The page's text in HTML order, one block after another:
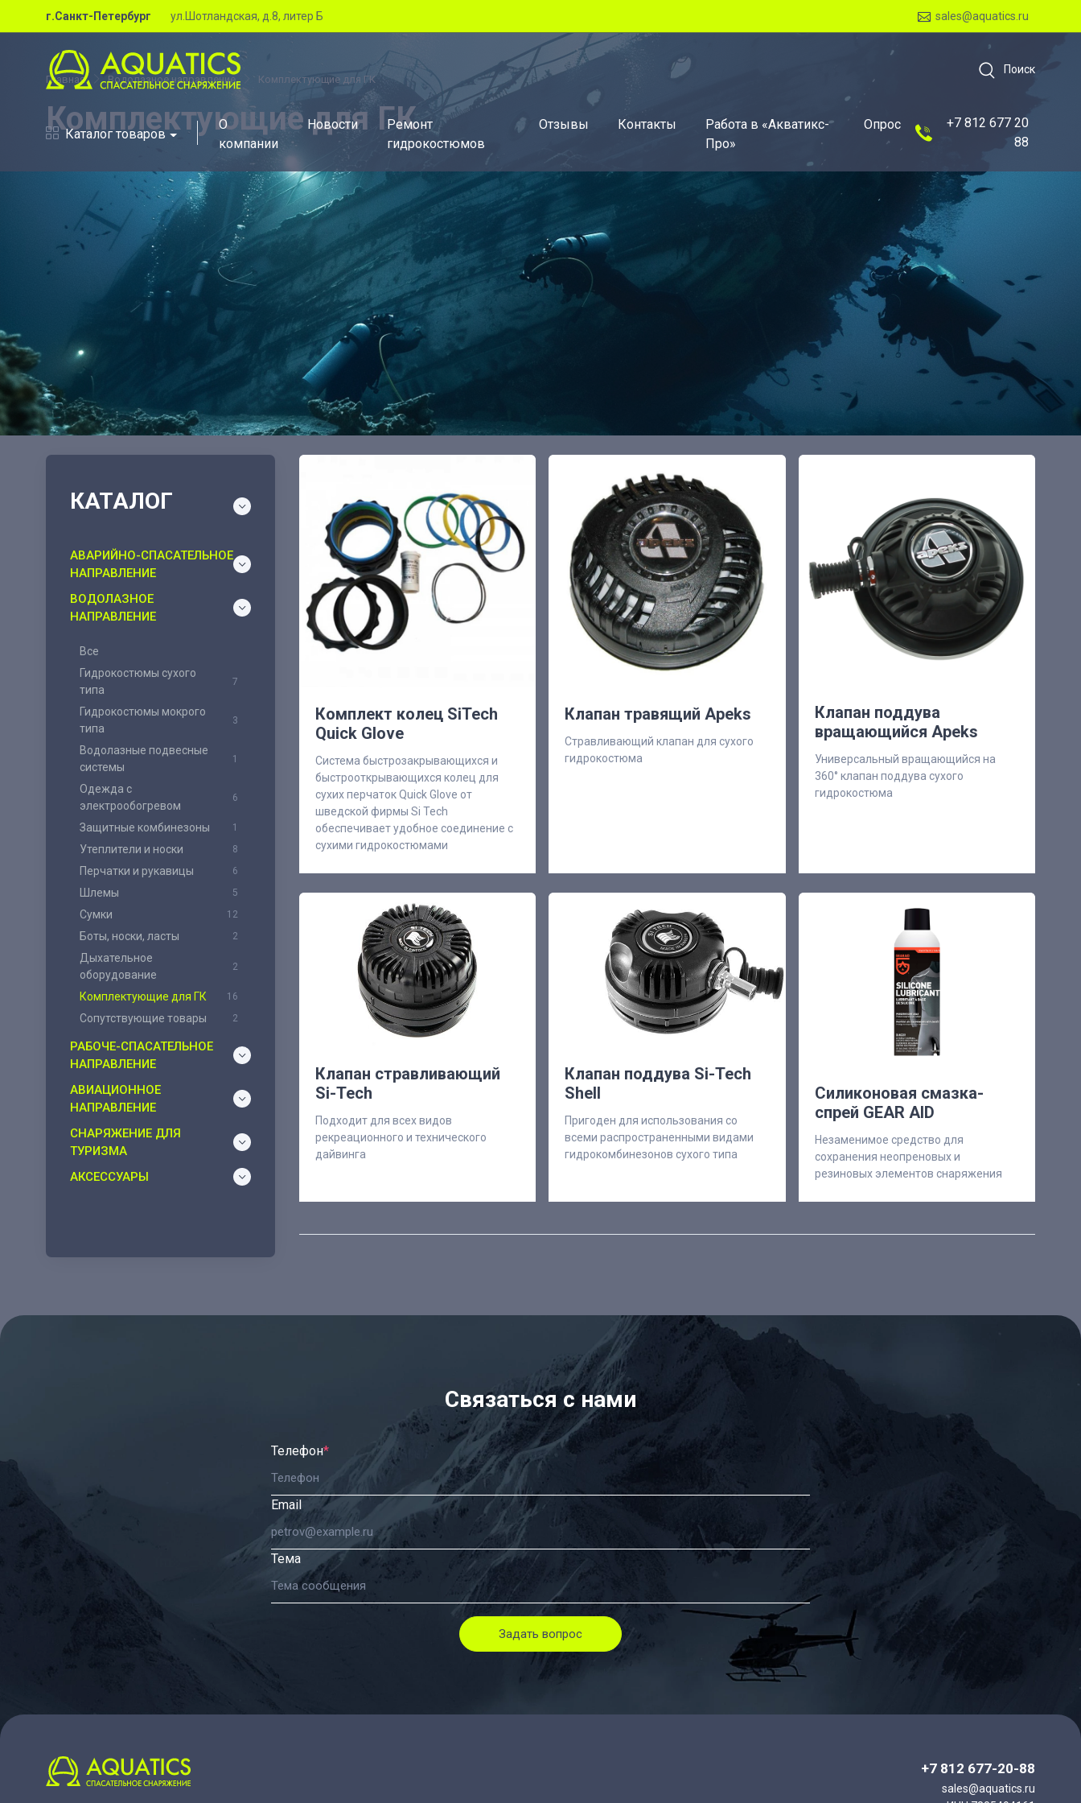
г.Санкт-Петербург ул.Шотландская, д.8, литер Б sales@aquatics.ru
Поиск
Каталог товаров
О
компании
Новости
Ремонт
гидрокостюмов
Отзывы Контакты
Работа в «Акватикс-
Про»
Опрос
+7 812 677 20
88
Главная Водолазное направление Комплектующие для ГК
Комплектующие для ГК
КАТАЛОГ
АВАРИЙНО-СПАСАТЕЛЬНОЕ
НАПРАВЛЕНИЕ
ВОДОЛАЗНОЕ
НАПРАВЛЕНИЕ
Все
Гидрокостюмы сухого
типа
7
Гидрокостюмы мокрого
типа
3
Водолазные подвесные
системы
1
Одежда с
электрообогревом
6
Защитные комбинезоны 1
Утеплители и носки 8
Перчатки и рукавицы 6
Шлемы 5
Сумки 12
Боты, носки, ласты 2
Дыхательное
оборудование
2
Комплектующие для ГК 16
Сопутствующие товары 2
РАБОЧЕ-СПАСАТЕЛЬНОЕ
НАПРАВЛЕНИЕ
АВИАЦИОННОЕ
НАПРАВЛЕНИЕ
СНАРЯЖЕНИЕ ДЛЯ
ТУРИЗМА
АКСЕССУАРЫ
Комплект колец SiTech
Quick Glove
Система быстрозакрывающихся и
быстрооткрывающихся колец для
сухих перчаток Quick Glove от
шведской фирмы Si Tech
обеспечивает удобное соединение с
сухими гидрокостюмами
Клапан травящий Apeks
Стравливающий клапан для сухого
гидрокостюма
Клапан поддува
вращающийся Apeks
Универсальный вращающийся на
360° клапан поддува сухого
гидрокостюма
Клапан стравливающий
Si-Tech
Подходит для всех видов
рекреационного и технического
дайвинга
Клапан поддува Si-Tech
Shell
Пригоден для использования со
всеми распространенными видами
гидрокомбинезонов сухого типа
Силиконовая смазка-
спрей GEAR AID
Незаменимое средство для
сохранения неопреновых и
резиновых элементов снаряжения
Связаться с нами
Телефон*
Email
Тема
Задать вопрос
+7 812 677-20-88
sales@aquatics.ru